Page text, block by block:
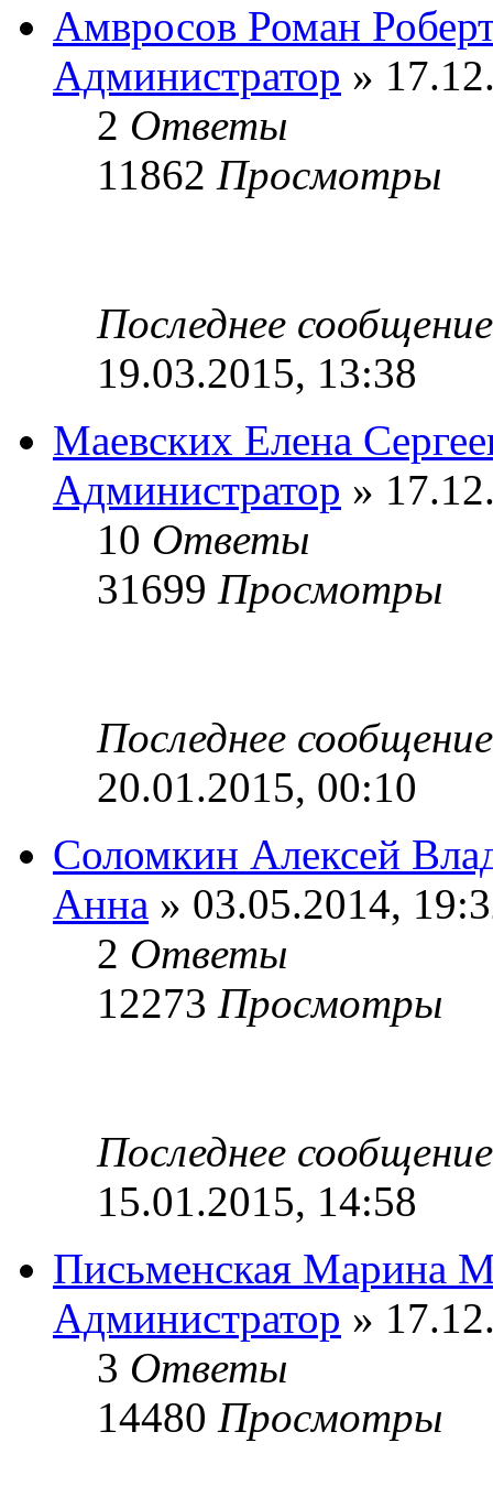
Амвросов Роман
Администратор »
2 Ответы
11862 Просмотры
Последнее
19.03.2015, 13:38
Маевских Елена
Администратор »
10 Ответы
31699 Просмотры
Последнее
20.01.2015, 00:10
Соломкин Алексей
Анна » 03.05.2014,
2 Ответы
12273 Просмотры
Последнее
15.01.2015, 14:58
Письменская Марина
Администратор »
3 Ответы
14480 Просмотры